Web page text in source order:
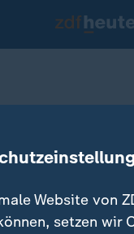
Website von
setzen wir